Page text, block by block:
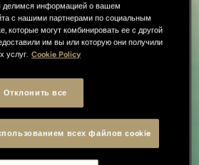
делимся информацией о вашем
с нашими партнерами по социальным
которые могут комбинировать ее с другой
им вы или которую они получили
услуг. Cookie Policy
Отклонить все
всех файлов cookie